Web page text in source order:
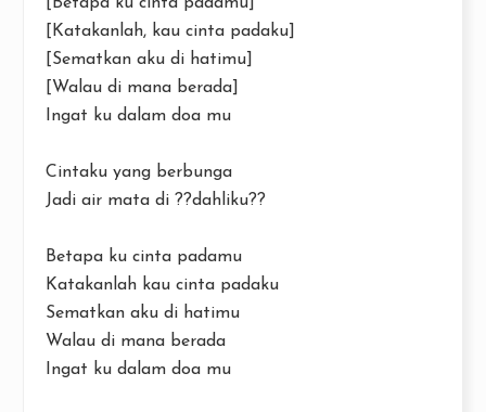
[Katakanlah, kau cinta padaku]
[Sematkan aku di hatimu]
[Walau di mana berada]
Ingat ku dalam doa mu
Cintaku yang berbunga
Jadi air mata di ??dahliku??
Betapa ku cinta padamu
Katakanlah kau cinta padaku
Sematkan aku di hatimu
Walau di mana berada
Ingat ku dalam doa mu